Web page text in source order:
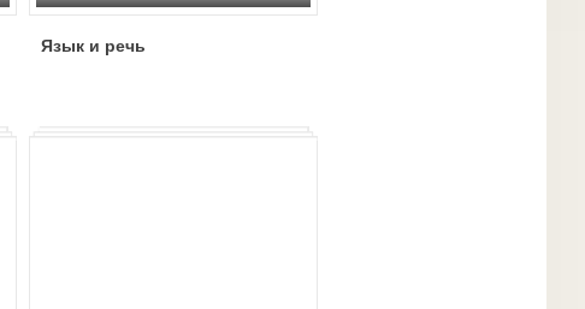
Язык и речь